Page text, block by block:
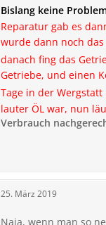
Bislang keine
Reparatur gab es
wurde dann noch
danach fing das
Getriebe, und einen
Tage in der Wergstatt
lauter ÖL war, nun
Verbrauch
25. März 2019
Naja, wenn man so